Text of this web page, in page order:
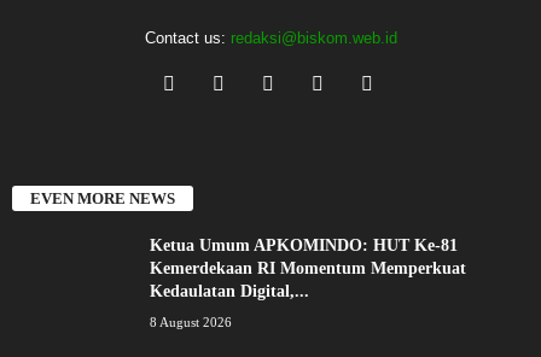
Contact us: redaksi@biskom.web.id
EVEN MORE NEWS
Ketua Umum APKOMINDO: HUT Ke-81
Kemerdekaan RI Momentum Memperkuat
Kedaulatan Digital,...
8 August 2026